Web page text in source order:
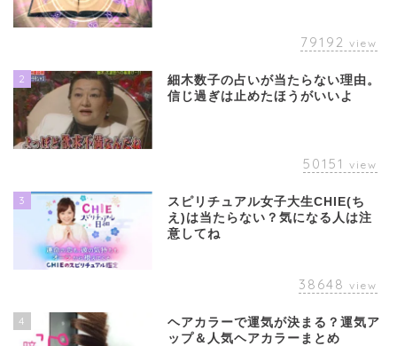
79192 view
2
細木数子の占いが当たらない理由。
信じ過ぎは止めたほうがいいよ
50151 view
3
スピリチュアル女子大生CHIE(ち
え)は当たらない？気になる人は注
意してね
38648 view
4
ヘアカラーで運気が決まる？運気ア
ップ＆人気ヘアカラーまとめ